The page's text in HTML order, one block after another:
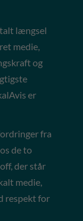
længsel
medie,
og
er
fra
de to
der står
medie,
respekt for